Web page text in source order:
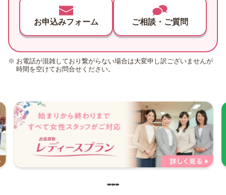
お申込みフォーム ご相談・ご質問
お電話が混雑しており繋がらない場合は大変申し訳ございませんが
時間を空けてお問合せください。